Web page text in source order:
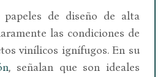
de diseño de alta
las condiciones de
vinílicos ignífugos. En su
, señalan que son ideales